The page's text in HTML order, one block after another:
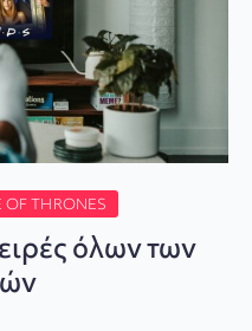
OF THRONES
όλων των